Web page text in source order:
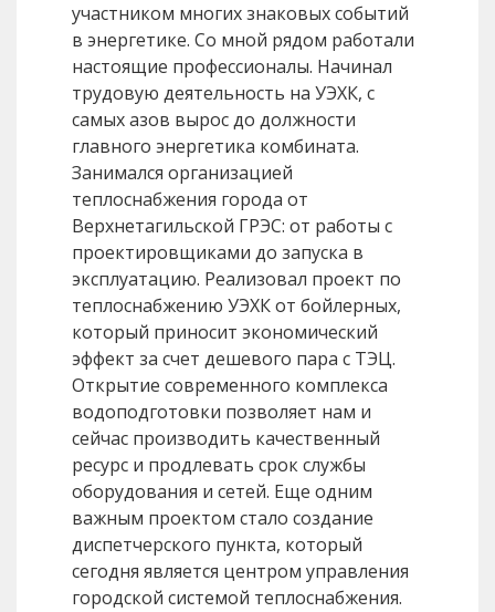
участником многих знаковых событий
в энергетике. Со мной рядом работали
настоящие профессионалы. Начинал
трудовую деятельность на УЭХК, с
самых азов вырос до должности
главного энергетика комбината.
Занимался организацией
теплоснабжения города от
Верхнетагильской ГРЭС: от работы с
проектировщиками до запуска в
эксплуатацию. Реализовал проект по
теплоснабжению УЭХК от бойлерных,
который приносит экономический
эффект за счет дешевого пара с ТЭЦ.
Открытие современного комплекса
водоподготовки позволяет нам и
сейчас производить качественный
ресурс и продлевать срок службы
оборудования и сетей. Еще одним
важным проектом стало создание
диспетчерского пункта, который
сегодня является центром управления
городской системой теплоснабжения.